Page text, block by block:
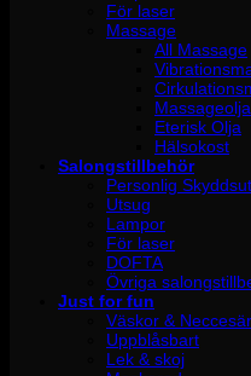
För laser
Massage
All Massage
Massageolja
Eterisk Olja
Hälsokost
Salongstillbehör
Personlig
Utsug
Lampor
För laser
DOFTA
Övriga
Just for fun
Väskor &
Uppblåsbart
Lek & skoj